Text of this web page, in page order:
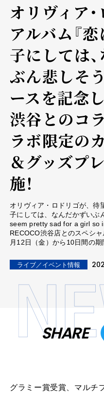
オリヴィア
アルバム『
子にしては
ぶん悲しそ
ースを記念
渋谷とのコ
ラボ限定の
＆グッズプ
施！
オリヴィア・ロドリゴが、待
子にしては、なんだかずいぶ
seem pretty sad for a girl so
RECOCO渋谷店とのスペシ
月12日（金）から10日間の期
ライブ／イベント情報
SHARE
グラミー賞受賞、マルチ